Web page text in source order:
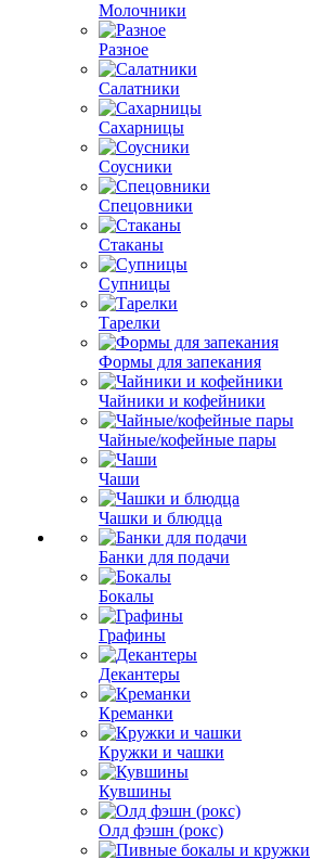
Молочники
Разное
Салатники
Сахарницы
Соусники
Спецовники
Стаканы
Супницы
Тарелки
Формы для запекания
Чайники и кофейники
Чайные/кофейные пары
Чаши
Чашки и блюдца
Банки для подачи
Бокалы
Графины
Декантеры
Креманки
Кружки и чашки
Кувшины
Олд фэшн (рокс)